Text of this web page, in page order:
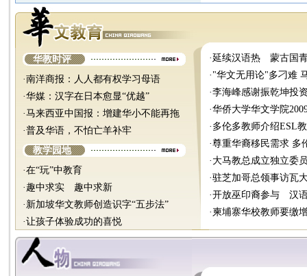
行
华教时评
·南洋商报：人人都有权学习母语
·华媒：汉字在日本愈显“优越”
·马来西亚中国报：增建华小不能再拖
·普及华语，不怕亡羊补牢
教学园地
·在“玩”中教育
· 趣中求实 趣中求新
· 新加坡华文教师创造识字“五步法”
·让孩子体验成功的喜悦
· 延续汉语热 蒙古国
· "华文无用论"多刁难
·李海峰感谢振乾坤投
·华侨大学华文学院
· 多伦多教师介绍ESL
·尊重华裔移民需求 多
· 大马教总成立独立委
·驻芝加哥总领事访瓦
·开放巫印裔参与 汉
· 柬埔寨华校教师要缴